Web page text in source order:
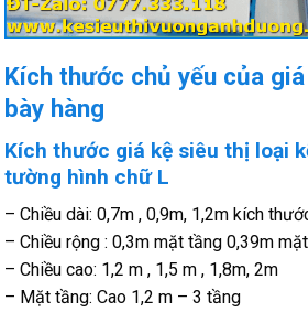
Kích thước chủ yếu của
bày hàng
Kích thước giá kệ siêu thị loại
tường hình chữ L
– Chiều dài: 0,7m , 0,9m, 1,2m kích
– Chiều rộng : 0,3m mặt tầng 0,39m
– Chiều cao: 1,2 m , 1,5 m , 1,8m, 2m
– Mặt tầng: Cao 1,2 m – 3 tầng